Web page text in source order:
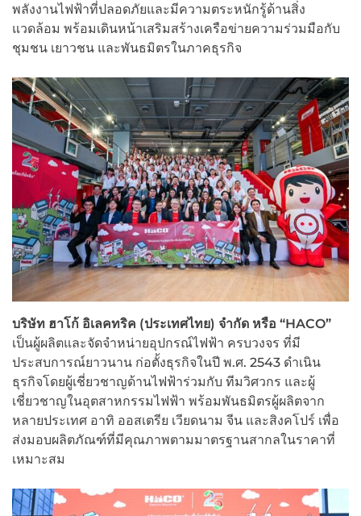
พลังงานไฟฟ้าที่ปลอดภัยและมีความตระหนักรู้ด้านสิ่ง
แวดล้อม พร้อมเดินหน้าเสริมสร้างเครือข่ายความร่วมมือกับ
ชุมชน เยาวชน และพันธมิตรในภาคธุรกิจ
บริษัท ฮาโก้ อิเลคทริค (ประเทศไทย) จำกัด หรือ “HACO”
เป็นผู้ผลิตและจัดจำหน่ายอุปกรณ์ไฟฟ้า ครบวงจร ที่มี
ประสบการณ์ยาวนาน ก่อตั้งธุรกิจในปี พ.ศ. 2543 ดำเนิน
ธุรกิจโดยผู้เชี่ยวชาญด้านไฟฟ้าร่วมกับ ทีมวิศวกร และผู้
เชี่ยวชาญในอุตสาหกรรมไฟฟ้า พร้อมพันธมิตรผู้ผลิตจาก
หลายประเทศ อาทิ ออสเตรีย เวียดนาม จีน และสิงคโปร์ เพื่อ
ส่งมอบผลิตภัณฑ์ที่มีคุณภาพตามมาตรฐานสากลในราคาที่
เหมาะสม